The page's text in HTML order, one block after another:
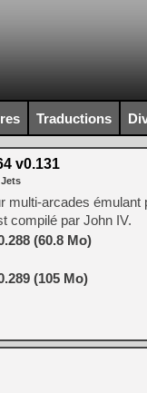
Traductions
v0.131
multi-arcades
compilé par John IV.
(60.8 Mo)
(105 Mo)